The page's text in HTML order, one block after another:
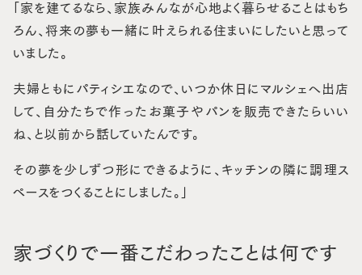
「家を建てるなら、家族みんなが心地よく暮らせることはもち
ろん、将来の夢も一緒に叶えられる住まいにしたいと思って
いました。
夫婦ともにパティシエなので、いつか休日にマルシェへ出店
して、自分たちで作ったお菓子やパンを販売できたらいい
ね、と以前から話していたんです。
その夢を少しずつ形にできるように、キッチンの隣に調理ス
ペースをつくることにしました。」
家づくりで一番こだわったことは何です